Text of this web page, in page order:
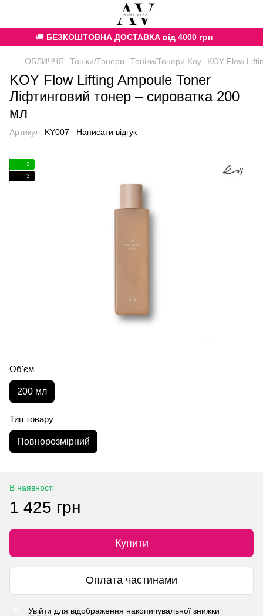
🚚 БЕЗКОШТОВНА ДОСТАВКА від 4000 грн
ОБЛИЧЧЯ Тоніки/Тонери Тоніки/Тонери Koy KOY Flow
KOY Flow Lifting Ampoule Toner
Ліфтинговий тонер – сироватка 200
мл
Артикул: KY007 Написати відгук
3
3
Об'єм
200 мл
Тип товару
Повнорозмірний
В наявності
1 425 грн
Купити
Оплата частинами
Увійти для відображення накопичувальної знижки